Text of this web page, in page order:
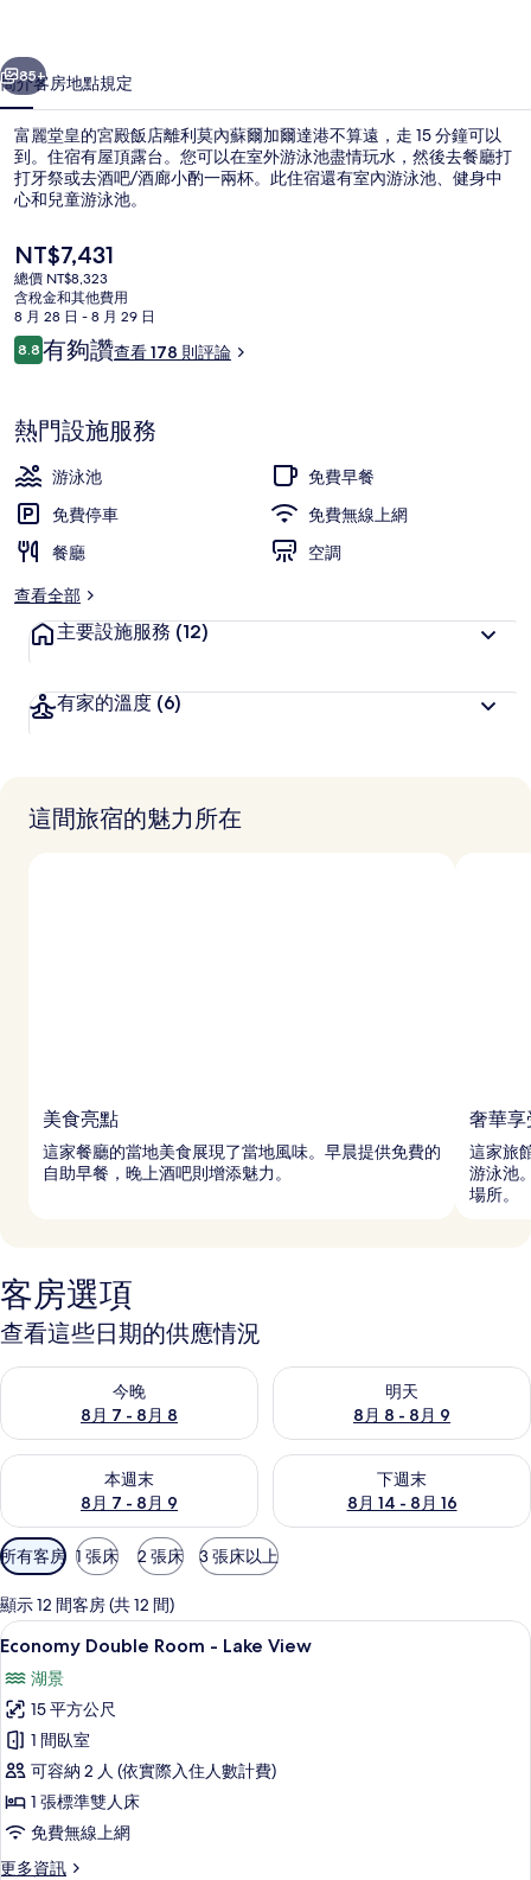
飯
店
的
相
集
個 下一個
85+
簡介客房地點規定
富麗堂皇的宮殿飯店離利莫內蘇爾加爾達港不算遠，走 15 分鐘可以
到。住宿有屋頂露台。您可以在室外游泳池盡情玩水，然後去餐廳打
打牙祭或去酒吧/酒廊小酌一兩杯。此住宿還有室內游泳池、健身中
心和兒童游泳池。
目
前
的
價
格
是
NT$7,431
總價 NT$8,323
含稅金和其他費用
8 月 28 日 - 8 月 29 日
評
論
8.88.8 分，滿分 10 分，
有夠讚查看 178 則評論
熱門設施服務
游泳池
免費早餐
免費停車
免費無線上網
餐廳
空調
查看全部
主要設施服務 (12)
有家的溫度 (6)
這間旅宿的魅力所在
美食亮點
這家餐廳的當地美食展現了當地風味。早晨提供免費的
自助早餐，晚上酒吧則增添魅力。
奢華享
這家旅
游泳池
場所。
客房選項
查看這些日期的供應情況
今晚
8月 7 - 8月 8
查看今晚 (8月 7 - 8月 8) 的供應情況
明天
8月 8 - 8月 9
查看明天 (8月 8 - 8月 9) 的供
本週末
8月 7 - 8月 9
查看本週末 (8月 7 - 8月 9) 的供應情況
下週末
8月 14 - 8月 16
查看下週末 (8月 14 - 8月 16)
可
用
的
客
房
篩
選
條
件
所有客房 1 張床 2 張床 3 張床以上
顯示 12 間客房 (共 12 間)
顯
Economy
Double
Room
-
Lake
View
的
Economy Double Room - Lake View
1
Economy Double Room - Lake View
湖景
15 平方公尺
1 間臥室
可容納 2 人 (依實際入住人數計費)
1 張標準雙人床
免費無線上網
更多資訊
更